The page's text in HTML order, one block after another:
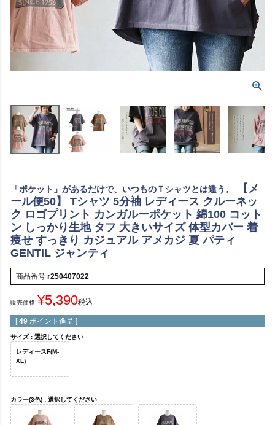
「ポケット」があるだけで、いつものＴシャツとは違う。
【メ
ール便50】 Tシャツ 5分袖 レディース クルーネッ
ク ロゴプリント カンガルーポケット 綿100 コット
ン しっかり生地 タフ 大きいサイズ 体型カバー 着
痩せ すっきり カジュアル アメカジ 夏 パティ
GENTIL ジャンティ
商品番号 r250407022
販売価格 ¥5,390税込
[ 49 ポイント進呈 ]
サイズ 選択してください
レディースF(M-
XL)
カラー(3色) 選択してください